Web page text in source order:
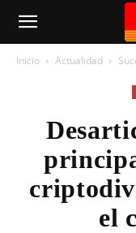
Inicio Actualidad
el